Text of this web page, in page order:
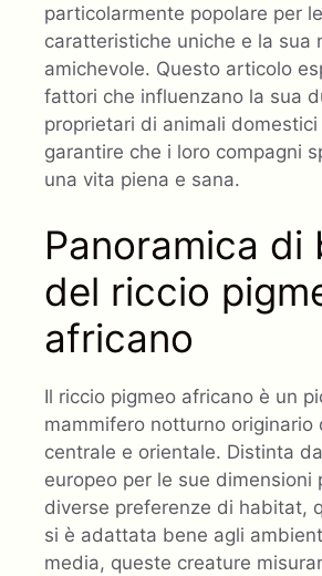
particolarmente popolare per
caratteristiche uniche e la sua
amichevole. Questo articolo
fattori che influenzano la sua
proprietari di animali
garantire che i loro compagni
una vita piena e sana.
Panoramica di
del riccio
africano
Il riccio pigmeo africano è un
mammifero notturno originario
centrale e orientale. Distinta
europeo per le sue dimensioni
diverse preferenze di habitat,
si è adattata bene agli
media, queste creature